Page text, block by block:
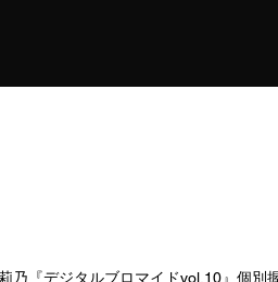
乃『デジタルブロマイドvol.10』個別